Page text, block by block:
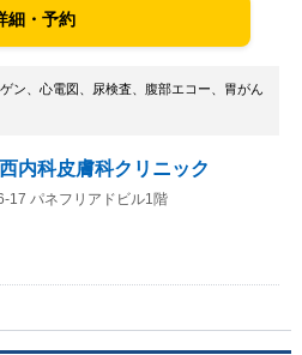
細・予約
ン、心電図、尿検査、腹部エコー、胃がん
内科皮膚科クリニック
17 パネフリアドビル1階